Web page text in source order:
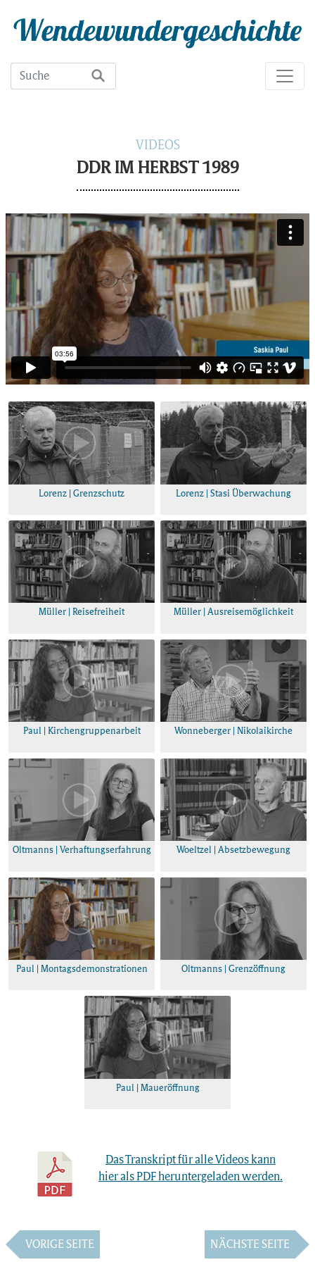
VIDEOS
DDR IM HERBST 1989
Lorenz | Grenzschutz Lorenz | Stasi Überwachung
Müller | Reisefreiheit Müller | Ausreisemöglichkeit
Paul | Kirchengruppenarbeit Wonneberger | Nikolaikirche
Oltmanns | Verhaftungserfahrung Woeltzel | Absetzbewegung
Paul | Montagsdemonstrationen Oltmanns | Grenzöffnung
Paul | Maueröffnung
Das Transkript für alle Videos kann
hier als PDF heruntergeladen werden.
VORIGE SEITE NÄCHSTE SEITE